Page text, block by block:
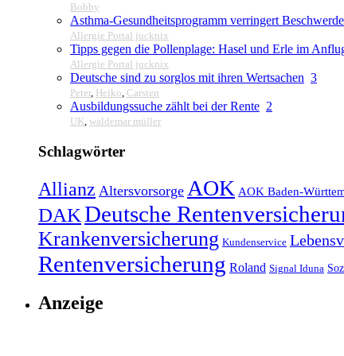
Bobby
Asthma-Gesundheitsprogramm verringert
Allergie Portal jucknix
Tipps gegen die Pollenplage: Hasel und Erle im
Allergie Portal jucknix
Deutsche sind zu sorglos mit ihren Wertsachen 3
Peter, Heiko, Carsten
Ausbildungssuche zählt bei der Rente 2
UK, waldemar müller
Schlagwörter
Allianz Altersvorsorge AOK AOK Baden-
DAKDeutsche
Krankenversicherung Kundenservice
Rentenversicherung Roland Signal Iduna
Anzeige